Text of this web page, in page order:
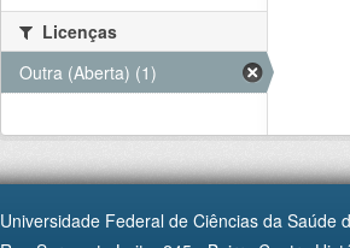
Licenças
Outra (Aberta) (1)
Universidade Federal de Ciências da Saúde